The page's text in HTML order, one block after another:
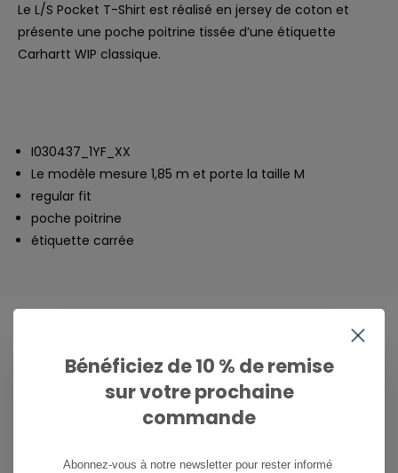
Le L/S Pocket T-Shirt est réalisé en jersey de coton et
présente une poche poitrine tissée d’une étiquette
Carhartt WIP classique.
I030437_1YF_XX
Le modèle mesure 1,85 m et porte la taille M
regular fit
poche poitrine
étiquette carrée
CAN WE HELP?
Service à la clientèle: heures d'ouverture
Bénéficiez de 10 % de remise
sur votre prochaine
commande
Abonnez-vous à notre newsletter pour rester informé